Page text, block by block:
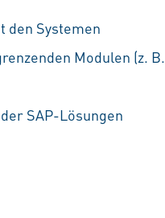
den Systemen
Modulen (z. B.
SAP-Lösungen